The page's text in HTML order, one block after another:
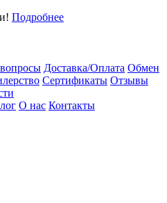
Подробнее
Доставка/Оплата Обмен
Сертификаты Отзывы
О нас Контакты